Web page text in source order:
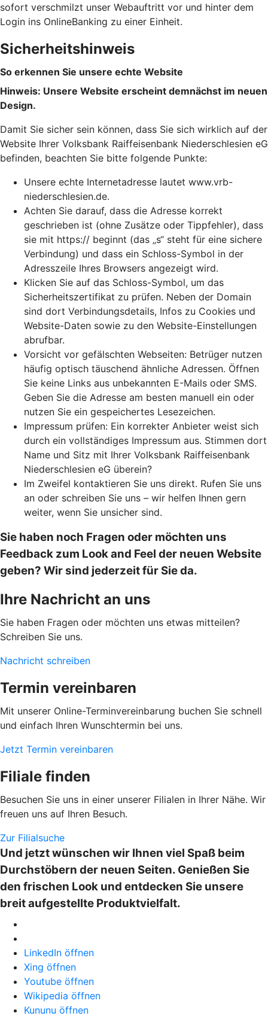
sofort verschmilzt unser Webauftritt vor und hinter dem
Login ins OnlineBanking zu einer Einheit.
Sicherheitshinweis
So erkennen Sie unsere echte Website
Hinweis: Unsere Website erscheint demnächst im neuen
Design.
Damit Sie sicher sein können, dass Sie sich wirklich auf der
Website Ihrer Volksbank Raiffeisenbank Niederschlesien eG
befinden, beachten Sie bitte folgende Punkte:
Unsere echte Internetadresse lautet www.vrb-
niederschlesien.de.
Achten Sie darauf, dass die Adresse korrekt
geschrieben ist (ohne Zusätze oder Tippfehler), dass
sie mit https:// beginnt (das „s“ steht für eine sichere
Verbindung) und dass ein Schloss-Symbol in der
Adresszeile Ihres Browsers angezeigt wird.
Klicken Sie auf das Schloss-Symbol, um das
Sicherheitszertifikat zu prüfen. Neben der Domain
sind dort Verbindungsdetails, Infos zu Cookies und
Website-Daten sowie zu den Website-Einstellungen
abrufbar.
Vorsicht vor gefälschten Webseiten: Betrüger nutzen
häufig optisch täuschend ähnliche Adressen. Öffnen
Sie keine Links aus unbekannten E-Mails oder SMS.
Geben Sie die Adresse am besten manuell ein oder
nutzen Sie ein gespeichertes Lesezeichen.
Impressum prüfen: Ein korrekter Anbieter weist sich
durch ein vollständiges Impressum aus. Stimmen dort
Name und Sitz mit Ihrer Volksbank Raiffeisenbank
Niederschlesien eG überein?
Im Zweifel kontaktieren Sie uns direkt. Rufen Sie uns
an oder schreiben Sie uns – wir helfen Ihnen gern
weiter, wenn Sie unsicher sind.
Sie haben noch Fragen oder möchten uns
Feedback zum Look and Feel der neuen Website
geben? Wir sind jederzeit für Sie da.
Ihre Nachricht an uns
Sie haben Fragen oder möchten uns etwas mitteilen?
Schreiben Sie uns.
Nachricht schreiben
Termin vereinbaren
Mit unserer Online-Terminvereinbarung buchen Sie schnell
und einfach Ihren Wunschtermin bei uns.
Jetzt Termin vereinbaren
Filiale finden
Besuchen Sie uns in einer unserer Filialen in Ihrer Nähe. Wir
freuen uns auf Ihren Besuch.
Zur Filialsuche
Und jetzt wünschen wir Ihnen viel Spaß beim
Durchstöbern der neuen Seiten. Genießen Sie
den frischen Look und entdecken Sie unsere
breit aufgestellte Produktvielfalt.
LinkedIn öffnen
Xing öffnen
Youtube öffnen
Wikipedia öffnen
Kununu öffnen